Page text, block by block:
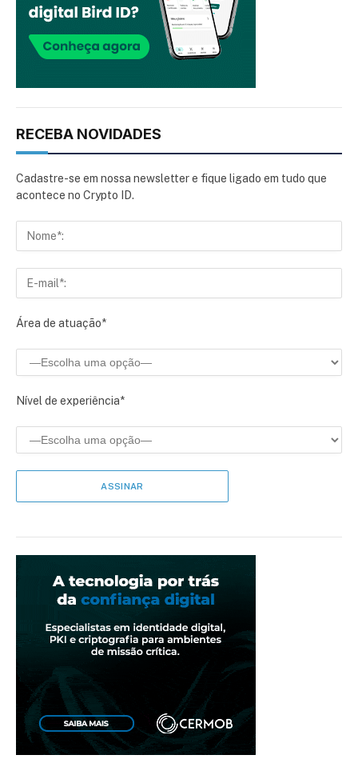
RECEBA NOVIDADES
Cadastre-se em nossa newsletter e fique ligado em tudo que
acontece no Crypto ID.
Área de atuação*
Nível de experiência*